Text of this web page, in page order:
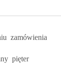
zamówienia
pięter